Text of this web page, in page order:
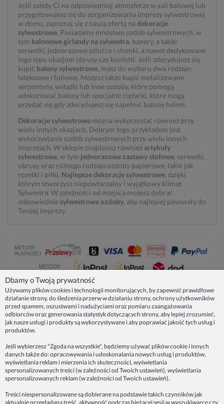
Jeśli zależy Ci na odpowiedniej atmosferze w sali balowej lub
przygotowujesz się do zorganizowania imprezy sylwestrowej
w domu, zapoznaj się z naszą ofertą na dekoracje
sylwestrowe. Posiadamy mnóstwo ozdób sylwestrowych, w
tym balonowe girlandy na sylwestra, banery, a także
serwetki, jednorazowe sztućce i słomki, a nawet dedykowane
tego typu okazjom obrusy czy konfetti. Jeśli zdecydujesz się
kupić balony sylwestrowe, masz do wyboru dwa rodzaje:
lateksowe i foliowe. Możesz także kupić metalizowane
serpentyny, wstążki lub inne ozdoby, które pomogą
udekorować balony lub specjalne ciężarki, które mogą
przydać się gdy zdecydujesz się napełnić balony helem.
Dekoracje sylwestrowe można wykorzystać również przy
wielu innych okazjach. Dobrym tego przykładem jest
wykorzystanie ozdób sylwestrowych przy wielu innych
imprezach. W sklepie znajdziesz również artykuły
sylwestrowe, w tym jednorazowe zastawy stołowe, serwetki,
obrusy oraz różnego rodzaju ozdoby papierowe, takie jak
rozetki i piłki. Najlepsze dekoracje sylwestrowe, dzięki
którym stworzysz niepowtarzalny i wyjątkowy klimat
Sylwestra. W zależności od miejsca możesz dobrać
odpowiednie sylwestrowe ozdoby, aby najlepiej pasowały do
Twojej imprezy.
NASZE PRODUKTY
INFORMACJE
ZAINSPIRUJ SIĘ!
Dane firmy:
Spoko Motyw, Małgorzata Nowak-Staszak
Dbamy o Twoją prywatność
Używamy plików cookies i technologii monitorujących, by zapewnić prawidłowe
działanie strony, do śledzenia przerw w działaniu strony, ochrony użytkowników
przed spamem, oszustwami i nadużyciami oraz pomiaru zaangażowania
odbiorców oraz generowania statystyk dotyczących strony, aby lepiej zrozumieć,
jak nasze usługi i produkty są wykorzystywane i aby poprawiać jakość tych usług i
produktów.
Jeśli wybierzesz "Zgoda na wszystkie", będziemy używać plików cookie i innych
danych także do: opracowywania i udoskonalania nowych usług i produktów,
wyświetlania reklam i mierzenia ich skuteczności, wyświetlania
spersonalizowanych treści (w zależności od Twoich ustawień), wyświetlania
spersonalizowanych reklam (w zależności od Twoich ustawień).
Treści niespersonalizowane są dobierane na podstawie takich czynników jak
aktualnie przeglądana treść, aktywność podczas bieżącej sesji w wyszukiwarce czy